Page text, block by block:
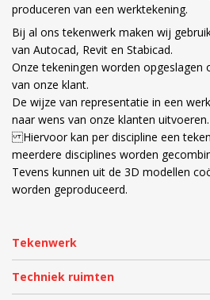
produceren van een werktekening.
Bij al ons tekenwerk maken wij
van Autocad, Revit en Stabicad.
Onze tekeningen worden opgeslagen
van onze klant.
De wijze van representatie in een
naar wens van onze klanten uitvoeren.
Hiervoor kan per discipline een
meerdere disciplines worden
Tevens kunnen uit de 3D modellen
worden geproduceerd.
Tekenwerk
Techniek ruimten